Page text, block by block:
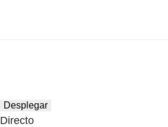
Desplegar
Directo